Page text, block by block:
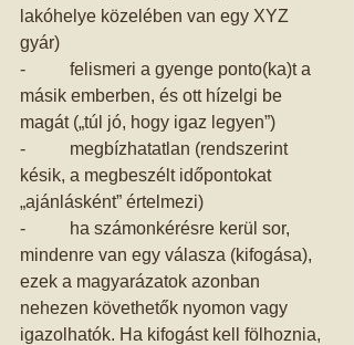
lakóhelye közelében van egy XYZ
gyár)
-          felismeri a gyenge ponto(ka)t a
másik emberben, és ott hízelgi be
magát („túl jó, hogy igaz legyen”)
-          megbízhatatlan (rendszerint
késik, a megbeszélt időpontokat
„ajánlásként” értelmezi)
-          ha számonkérésre kerül sor,
mindenre van egy válasza (kifogása),
ezek a magyarázatok azonban
nehezen követhetők nyomon vagy
igazolhatók. Ha kifogást kell fölhoznia,